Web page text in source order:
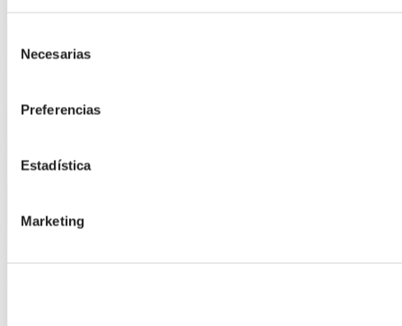
Necesarias
Preferencias
Estadística
Marketing